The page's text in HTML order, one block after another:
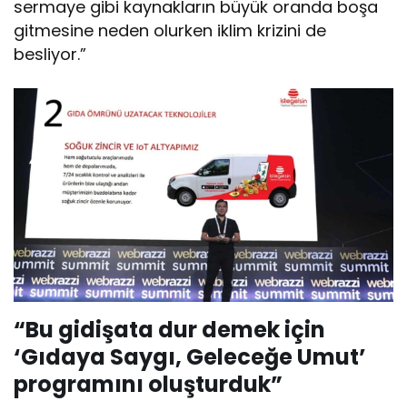
sermaye gibi kaynakların büyük oranda boşa
gitmesine neden olurken iklim krizini de
besliyor.”
“Bu gidişata dur demek için
‘Gıdaya Saygı, Geleceğe Umut’
programını oluşturduk”